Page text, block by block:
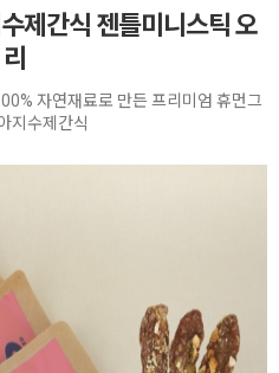
제간식 젠틀미니스틱 오
리
자연재료로 만든 프리미엄 휴먼그
지수제간식